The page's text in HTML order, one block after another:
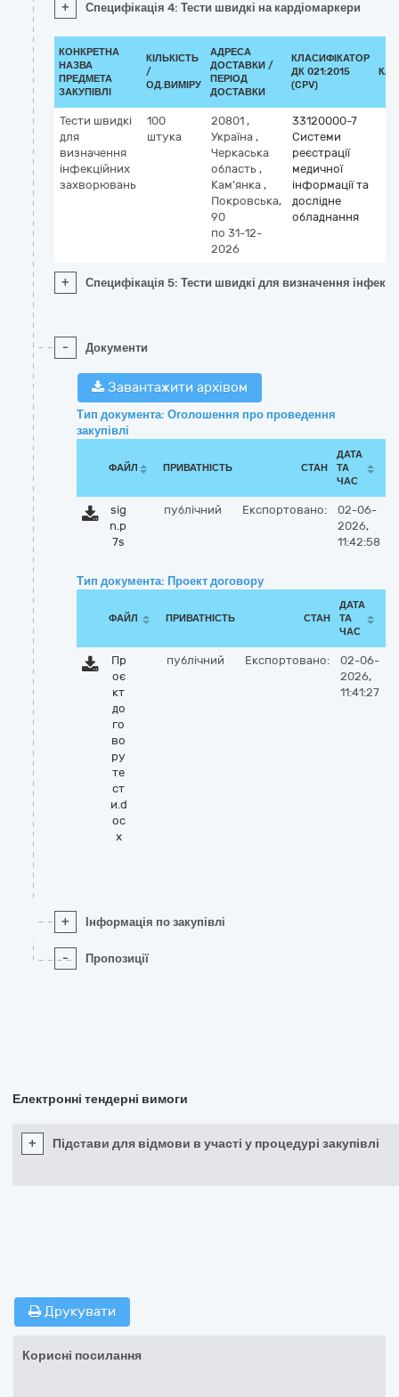
+ Специфікація 4: Тести швидкі на кардіомаркери
КОНКРЕТНА
НАЗВА
ПРЕДМЕТА
ЗАКУПІВЛІ
КІЛЬКІСТЬ
/
ОД.ВИМІРУ
АДРЕСА
ДОСТАВКИ /
ПЕРІОД
ДОСТАВКИ
КЛАСИФІКАТОР
ДК 021:2015
(CPV)
Тести швидкі
для
визначення
інфекційних
захворювань
100
штука
20801 ,
Україна ,
Черкаська
область ,
Кам'янка ,
Покровська,
90
по 31-12-
2026
33120000-7
Системи
реєстрації
медичної
інформації та
дослідне
обладнання
+ Специфікація 5: Тести швидкі для визначення
- Документи
Завантажити архівом
Тип документа: Оголошення про проведення
закупівлі
ФАЙЛ ПРИВАТНІСТЬ СТАН
ДАТА
ТА
ЧАС
sig
n.p
7s
публічний Експортовано:
02-06-
2026,
11:42:58
Тип документа: Проект договору
ФАЙЛ ПРИВАТНІСТЬ СТАН
ДАТА
ТА
ЧАС
Пр
оє
кт
до
го
во
ру
те
ст
и.d
oc
x
публічний Експортовано:
02-06-
2026,
11:41:27
+ Інформація по закупівлі
- Пропозиції
Електронні тендерні вимоги
+ Підстави для відмови в участі у процедурі закупівлі
Друкувати
Корисні посилання